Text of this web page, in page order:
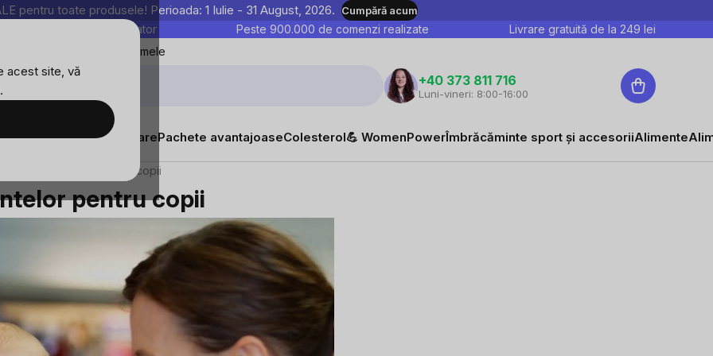
acest site, vă
.
pentru toate produsele! Perioada: 1 Iulie - 31 August, 2026. Cumpără acum
sunt testate în laborator Peste 900.000 de comenzi realizate Livrare gratuită de la 249 lei
Favoritele mele
+40 373 811 716
Luni-vineri: 8:00-16:00
Coş
de
Suplimente alimentarePachete avantajoaseColesterol💪 WomenPowerÎmbrăcăminte sport și accesoriiAlimente
alimentelor pentru copii
pentru copii